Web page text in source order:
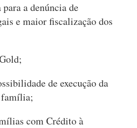
a denúncia de
e maior fiscalização dos
de execução da
família;
com Crédito à